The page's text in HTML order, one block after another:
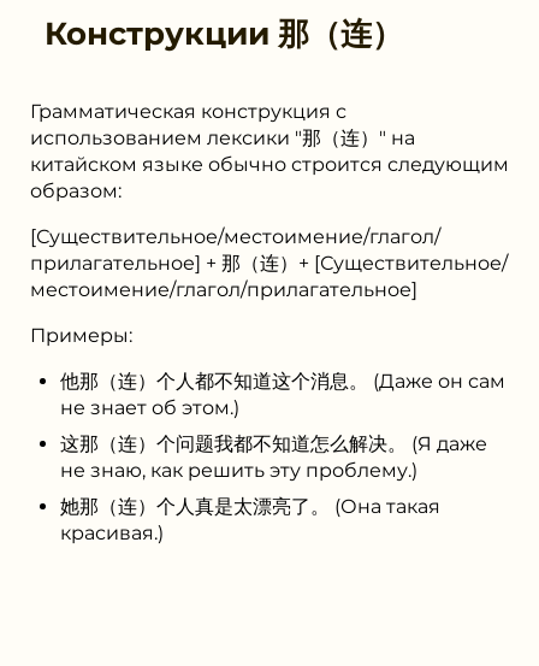
Конструкции 那（连）
Грамматическая конструкция с
использованием лексики "那（连）" на
китайском языке обычно строится следующим
образом:
[Существительное/местоимение/глагол/
прилагательное] + 那（连）+ [Существительное/
местоимение/глагол/прилагательное]
Примеры:
他那（连）个人都不知道这个消息。 (Даже он сам
не знает об этом.)
这那（连）个问题我都不知道怎么解决。 (Я даже
не знаю, как решить эту проблему.)
她那（连）个人真是太漂亮了。 (Она такая
красивая.)